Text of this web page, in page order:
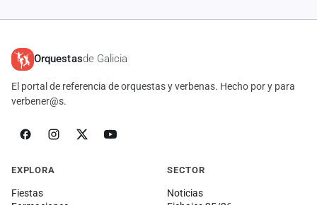
Orquestasde Galicia
El portal de referencia de orquestas y verbenas. Hecho por y para
verbener@s.
EXPLORA
Fiestas
SECTOR
Noticias